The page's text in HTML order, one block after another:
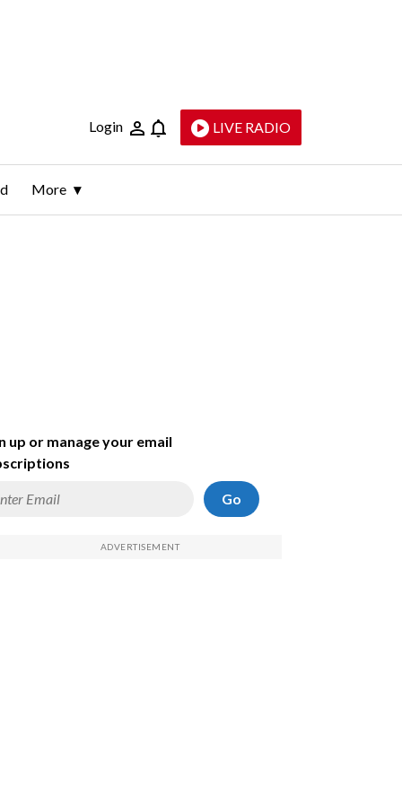
Login LIVE RADIO
More
up or manage your email
Go